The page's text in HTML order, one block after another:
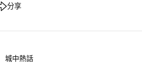
分享
城中熱話